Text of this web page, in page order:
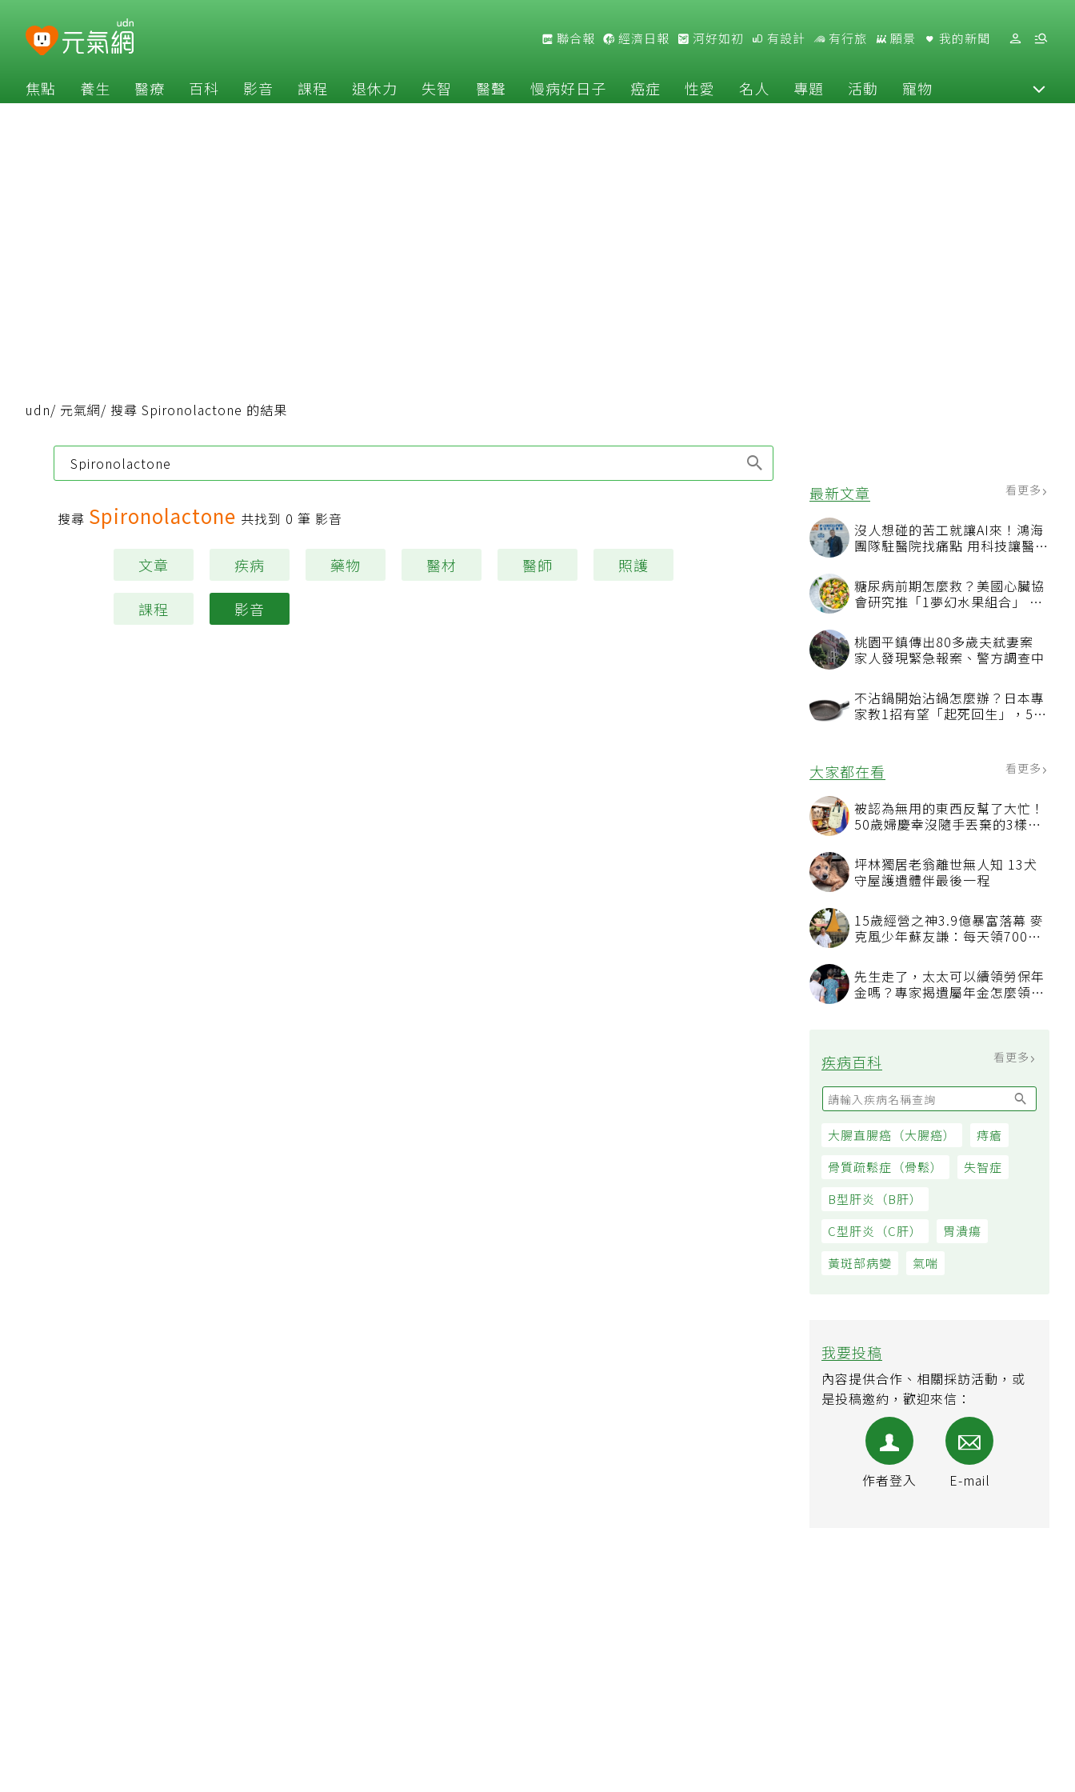
聯合報 經濟日報 河好如初 有設計 有行旅 願景 我的新聞
焦點 養生 醫療 百科 影音 課程 退休力 失智 醫聲 慢病好日子 癌症 性愛 名人 專題 活動 寵物
最新文章 看更多
沒人想碰的苦工就讓AI來！鴻海
團隊駐醫院找痛點 用科技讓醫療
糖尿病前期怎麼救？美國心臟協
會研究推「1夢幻水果組合」 酪
桃園平鎮傳出80多歲夫弒妻案
家人發現緊急報案、警方調查中
不沾鍋開始沾鍋怎麼辦？日本專
家教1招有望「起死回生」，5情
大家都在看 看更多
被認為無用的東西反幫了大忙！
50歲婦慶幸沒隨手丟棄的3樣物
坪林獨居老翁離世無人知 13犬
守屋護遺體伴最後一程
15歲經營之神3.9億暴富落幕 麥
克風少年蘇友謙：每天領700元
先生走了，太太可以續領勞保年
金嗎？專家揭遺屬年金怎麼領，
疾病百科 看更多
大腸直腸癌（大腸癌）
痔瘡
骨質疏鬆症（骨鬆）
失智症
B型肝炎（B肝）
C型肝炎（C肝）
胃潰瘍
黃斑部病變
氣喘
我要投稿
內容提供合作、相關採訪活動，或
是投稿邀約，歡迎來信：
作者登入 E-mail
udn/ 元氣網/ 搜尋 Spironolactone 的結果
搜尋 Spironolactone 共找到 0 筆 影音
文章 疾病 藥物 醫材 醫師 照護
課程 影音